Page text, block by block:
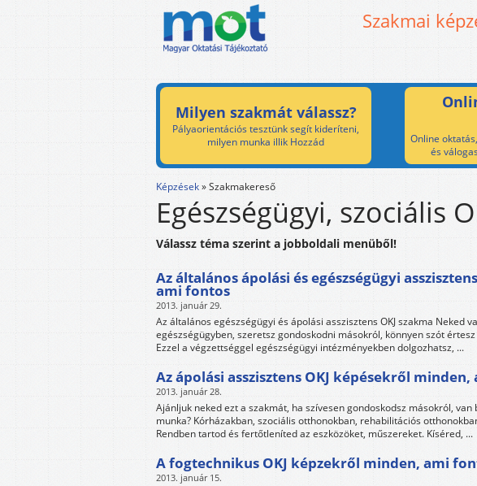
Szakmai
Milyen szakmát válassz?
Pályaorientációs tesztünk segít kideríteni,
milyen munka illik Hozzád
Online
és
Képzések»Szakmakereső
Egészségügyi, szociális
Válassz téma szerint a jobboldali menüből!
Az általános ápolási és egészségügyi
ami fontos
2013. január 29.
Az általános egészségügyi és ápolási asszisztens OKJ szakma Neked
egészségügyben, szeretsz gondoskodni másokról, könnyen szót
Ezzel a végzettséggel egészségügyi intézményekben dolgozhatsz, ...
Az ápolási asszisztens OKJ képésekről
2013. január 28.
Ajánljuk neked ezt a szakmát, ha szívesen gondoskodsz másokról,
munka? Kórházakban, szociális otthonokban, rehabilitációs
Rendben tartod és fertőtleníted az eszközöket, műszereket. Kíséred, ...
A fogtechnikus OKJ képzekről minden, ami
2013. január 15.